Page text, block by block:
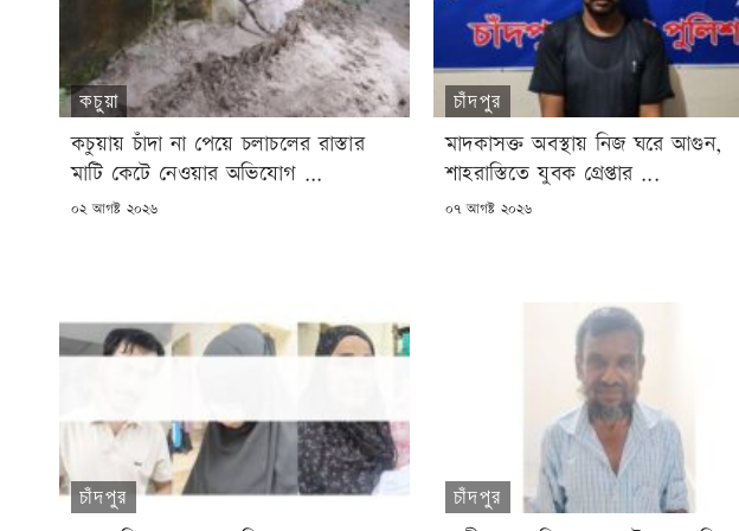
কচুয়া
কচুয়ায় চাঁদা না পেয়ে চলাচলের রাস্তার
মাটি কেটে নেওয়ার অভিযোগ ...
POSTED
০২ আগষ্ট ২০২৬
চাঁদপুর
মাদকাসক্ত অবস্থায় নিজ ঘরে আগুন,
শাহরাস্তিতে যুবক গ্রেপ্তার ...
POSTED
০৭ আগষ্ট ২০২৬
চাঁদপুর চাঁদপুর